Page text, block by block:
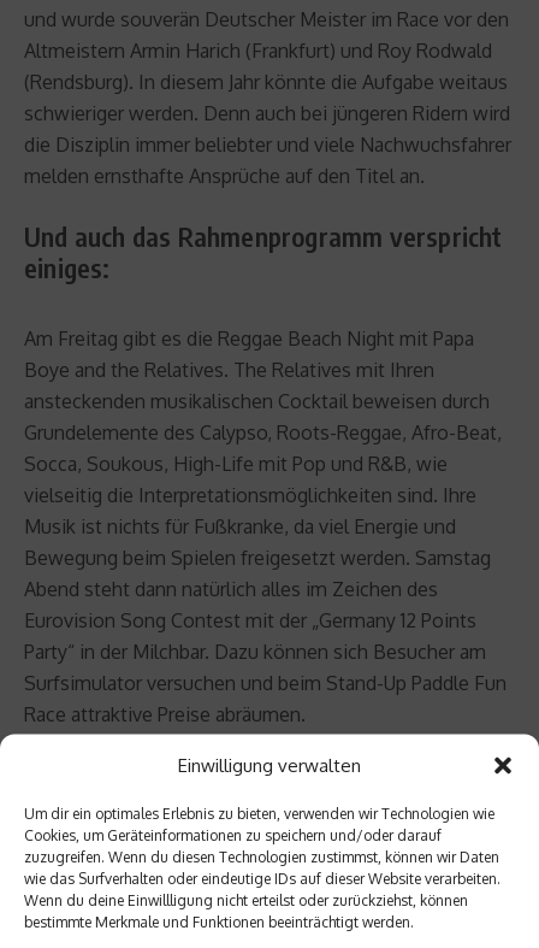
Einwilligung verwalten
Um dir ein optimales Erlebnis zu bieten, verwenden wir Technologien wie
Cookies, um Geräteinformationen zu speichern und/oder darauf
zuzugreifen. Wenn du diesen Technologien zustimmst, können wir Daten
wie das Surfverhalten oder eindeutige IDs auf dieser Website verarbeiten.
Wenn du deine Einwillligung nicht erteilst oder zurückziehst, können
bestimmte Merkmale und Funktionen beeinträchtigt werden.
und wurde souverän Deutscher Meister im Race vor den
Altmeistern Armin Harich (Frankfurt) und Roy Rodwald
(Rendsburg). In diesem Jahr könnte die Aufgabe weitaus
schwieriger werden. Denn auch bei jüngeren Ridern wird
die Disziplin immer beliebter und viele Nachwuchsfahrer
melden ernsthafte Ansprüche auf den Titel an.
Und auch das Rahmenprogramm verspricht
einiges:
Am Freitag gibt es die Reggae Beach Night mit Papa
Boye and the Relatives. The Relatives mit Ihren
ansteckenden musikalischen Cocktail beweisen durch
Grundelemente des Calypso, Roots-Reggae, Afro-Beat,
Socca, Soukous, High-Life mit Pop und R&B, wie
vielseitig die Interpretationsmöglichkeiten sind. Ihre
Musik ist nichts für Fußkranke, da viel Energie und
Bewegung beim Spielen freigesetzt werden. Samstag
Abend steht dann natürlich alles im Zeichen des
Eurovision Song Contest mit der „Germany 12 Points
Party“ in der Milchbar. Dazu können sich Besucher am
Surfsimulator versuchen und beim Stand-Up Paddle Fun
Race attraktive Preise abräumen.
Weiterer Tourstopp der Kitesurf-Trophy presented by
Philips | O’Neill wird das Nordseebad Büsum vom
2.-5.Juni 2011 sein, bevor dann vom 12.-14. August die
Deutsche Meisterschaft in allen Klassen auf Fehmarn
entschieden wird.